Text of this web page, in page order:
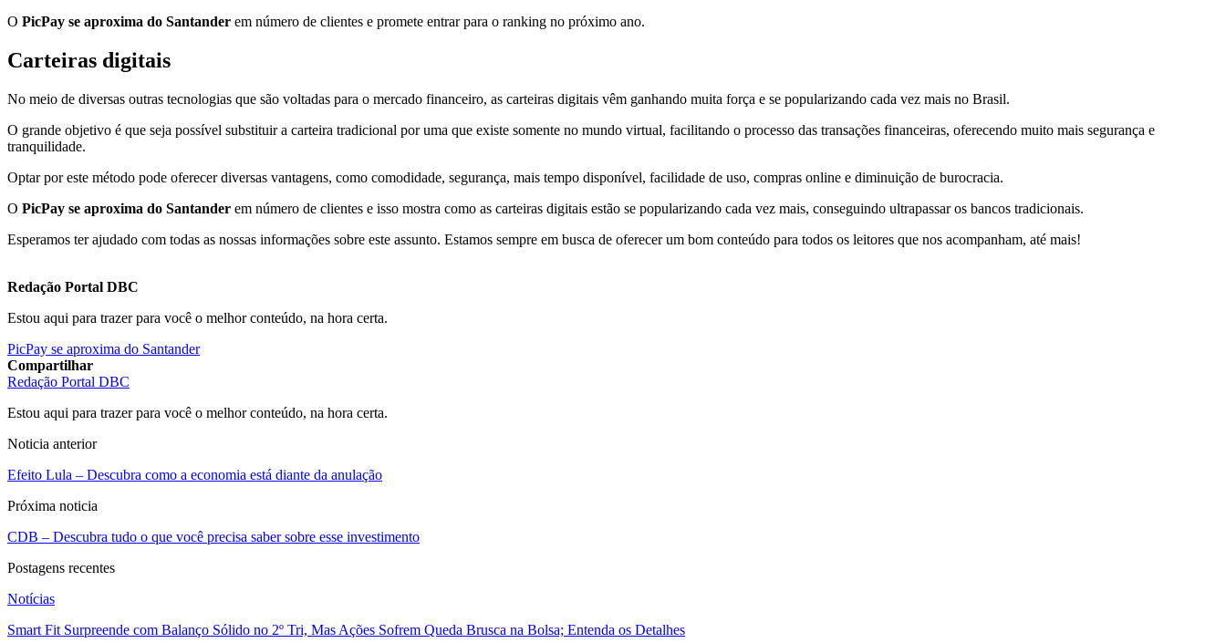
O PicPay se aproxima do Santander em número de clientes e promete entrar para o ranking no próximo ano.
Carteiras digitais
No meio de diversas outras tecnologias que são voltadas para o mercado financeiro, as carteiras digitais vêm ganhando muita força e se popularizando cada vez mais no Brasil.
O grande objetivo é que seja possível substituir a carteira tradicional por uma que existe somente no mundo virtual, facilitando o processo das transações financeiras, oferecendo muito mais segurança e
tranquilidade.
Optar por este método pode oferecer diversas vantagens, como comodidade, segurança, mais tempo disponível, facilidade de uso, compras online e diminuição de burocracia.
O PicPay se aproxima do Santander em número de clientes e isso mostra como as carteiras digitais estão se popularizando cada vez mais, conseguindo ultrapassar os bancos tradicionais.
Esperamos ter ajudado com todas as nossas informações sobre este assunto. Estamos sempre em busca de oferecer um bom conteúdo para todos os leitores que nos acompanham, até mais!
Redação Portal DBC
Estou aqui para trazer para você o melhor conteúdo, na hora certa.
PicPay se aproxima do Santander
Compartilhar
Redação Portal DBC
Estou aqui para trazer para você o melhor conteúdo, na hora certa.
Noticia anterior
Efeito Lula – Descubra como a economia está diante da anulação
Próxima noticia
CDB – Descubra tudo o que você precisa saber sobre esse investimento
Postagens recentes
Notícias
Smart Fit Surpreende com Balanço Sólido no 2º Tri, Mas Ações Sofrem Queda Brusca na Bolsa; Entenda os Detalhes